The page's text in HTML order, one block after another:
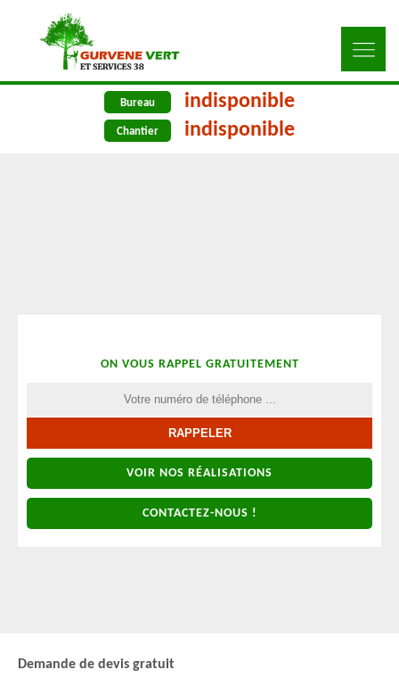
Bureau indisponible
Chantier indisponible
ON VOUS RAPPEL GRATUITEMENT
VOIR NOS RÉALISATIONS
CONTACTEZ-NOUS !
Demande de devis gratuit